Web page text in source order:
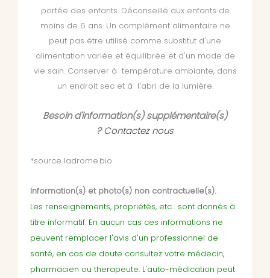
portée des enfants. Déconseillé aux enfants de
moins de 6 ans. Un complément alimentaire ne
peut pas être utilisé comme substitut d'une
alimentation variée et équilibrée et d'un mode de
vie sain. Conserver à température ambiante, dans
un endroit sec et à l'abri de la lumière.
Besoin d'information(s) supplémentaire(s)
?Contactez nous
*source ladrome.bio
Information(s) et photo(s) non contractuelle(s).
Les renseignements, propriétés, etc... sont donnés à
titre informatif. En aucun cas ces informations ne
peuvent remplacer l'avis d'un professionnel de
santé, en cas de doute consultez votre médecin,
pharmacien ou therapeute. L'auto-médication peut